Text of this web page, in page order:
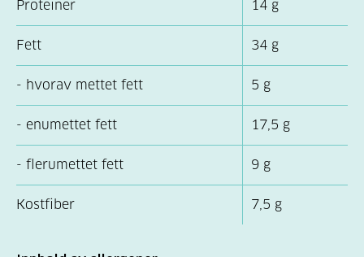
Proteiner 14 g
Fett 34 g
- hvorav mettet fett 5 g
- enumettet fett 17,5 g
- flerumettet fett 9 g
Kostfiber 7,5 g